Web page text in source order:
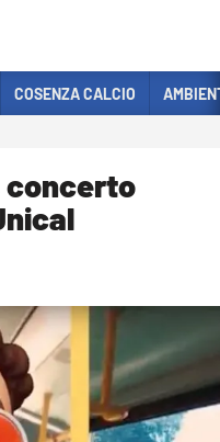
COSENZA CALCIO
concerto